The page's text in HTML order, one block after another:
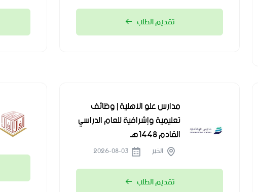
تقديم الطلب
مدارس علو الأهلية | وظائف
تعليمية وإشرافية للعام الدراسي
القادم 1448هـ
الخبر
تقديم الطلب